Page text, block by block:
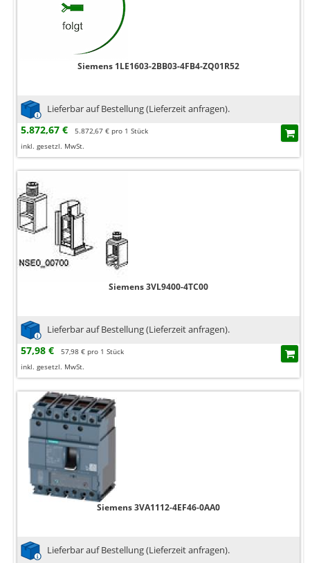
Siemens 1LE1603-2BB03-4FB4-ZQ01R52
Lieferbar auf Bestellung (Lieferzeit anfragen).
5.872,67 €
5.872,67 € pro 1 Stück
inkl. gesetzl. MwSt.
Siemens 3VL9400-4TC00
Lieferbar auf Bestellung (Lieferzeit anfragen).
57,98 €
57,98 € pro 1 Stück
inkl. gesetzl. MwSt.
Siemens 3VA1112-4EF46-0AA0
Lieferbar auf Bestellung (Lieferzeit anfragen).